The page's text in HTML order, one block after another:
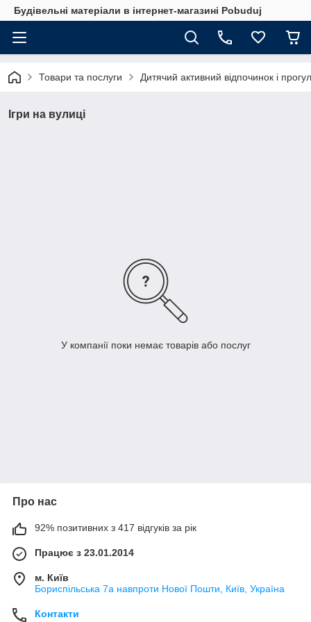
Будівельні матеріали в інтернет-магазині Pobuduj
Товари та послуги Дитячий активний відпочинок і
Ігри на вулиці
У компанії поки немає товарів або послуг
Про нас
92% позитивних з 417 відгуків за рік
Працює з 23.01.2014
м. Київ
Бориспільська 7а навпроти Нової Пошти, Київ, Україна
Контакти